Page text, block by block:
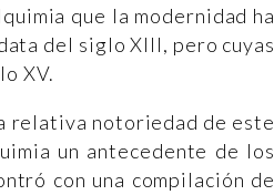
que la modernidad ha
del siglo XIII, pero cuyas
XV.
relativa notoriedad de este
un antecedente de los
con una compilación de